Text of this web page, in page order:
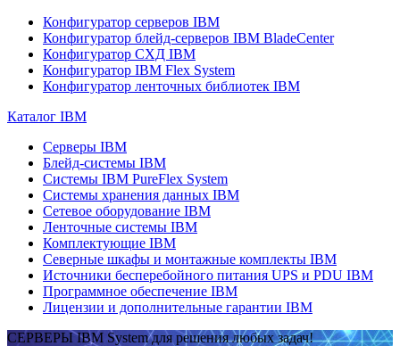
Конфигуратор серверов IBM
Конфигуратор блейд-серверов IBM BladeCenter
Конфигуратор СХД IBM
Конфигуратор IBM Flex System
Конфигуратор ленточных библиотек IBM
Каталог IBM
Серверы IBM
Блейд-системы IBM
Системы IBM PureFlex System
Системы хранения данных IBM
Сетевое оборудование IBM
Ленточные системы IBM
Комплектующие IBM
Северные шкафы и монтажные комплекты IBM
Источники бесперебойного питания UPS и PDU IBM
Программное обеспечение IBM
Лицензии и дополнительные гарантии IBM
СЕРВЕРЫ IBM System для решения любых задач!